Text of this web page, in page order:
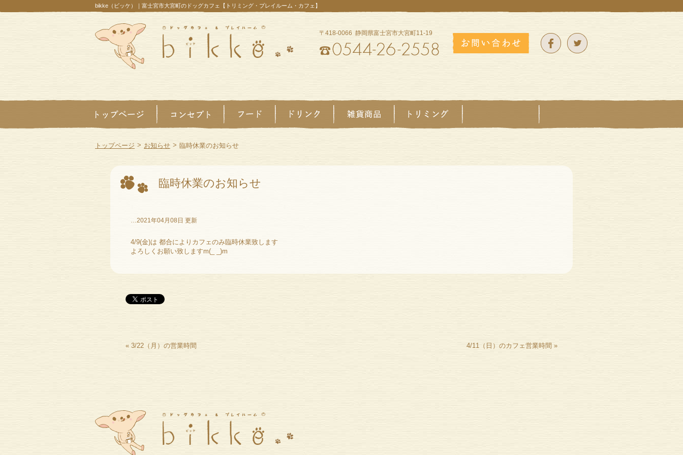
bikke（ビッケ）｜富士宮市大宮町のドッグカフェ【トリミング・プレイルーム・カフェ】
〒418-0066 静岡県富士宮市大宮町11-19
トップページ > お知らせ > 臨時休業のお知らせ
臨時休業のお知らせ
…2021年04月08日 更新
4/9(金)は 都合によりカフェのみ臨時休業致します
よろしくお願い致しますm(_ _)m
« 3/22（月）の営業時間 4/11（日）のカフェ営業時間 »